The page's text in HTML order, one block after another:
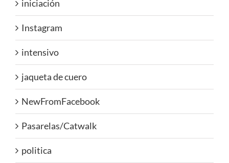
iniciación
Instagram
intensivo
jaqueta de cuero
NewFromFacebook
Pasarelas/Catwalk
politica